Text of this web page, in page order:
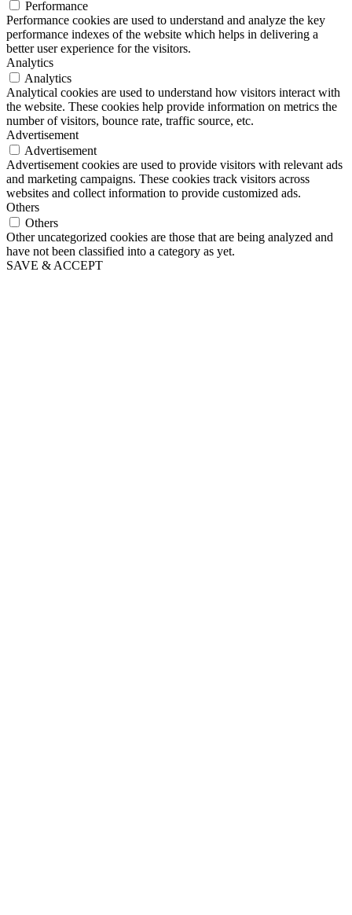
Performance
Performance cookies are used to understand and analyze the key
performance indexes of the website which helps in delivering a
better user experience for the visitors.
Analytics
Analytics
Analytical cookies are used to understand how visitors interact with
the website. These cookies help provide information on metrics the
number of visitors, bounce rate, traffic source, etc.
Advertisement
Advertisement
Advertisement cookies are used to provide visitors with relevant ads
and marketing campaigns. These cookies track visitors across
websites and collect information to provide customized ads.
Others
Others
Other uncategorized cookies are those that are being analyzed and
have not been classified into a category as yet.
SAVE & ACCEPT